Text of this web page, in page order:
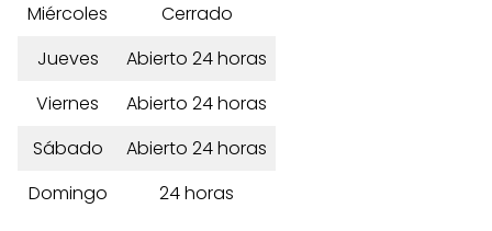
Miércoles
Cerrado
Jueves
Abierto 24 horas
Viernes
Abierto 24 horas
Sábado
Abierto 24 horas
Domingo
24 horas